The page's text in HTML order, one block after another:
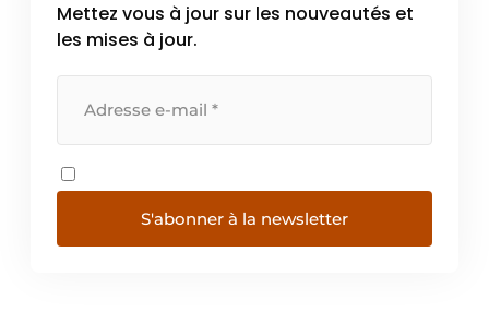
Mettez vous à jour sur les nouveautés et
les mises à jour.
S'abonner à la newsletter